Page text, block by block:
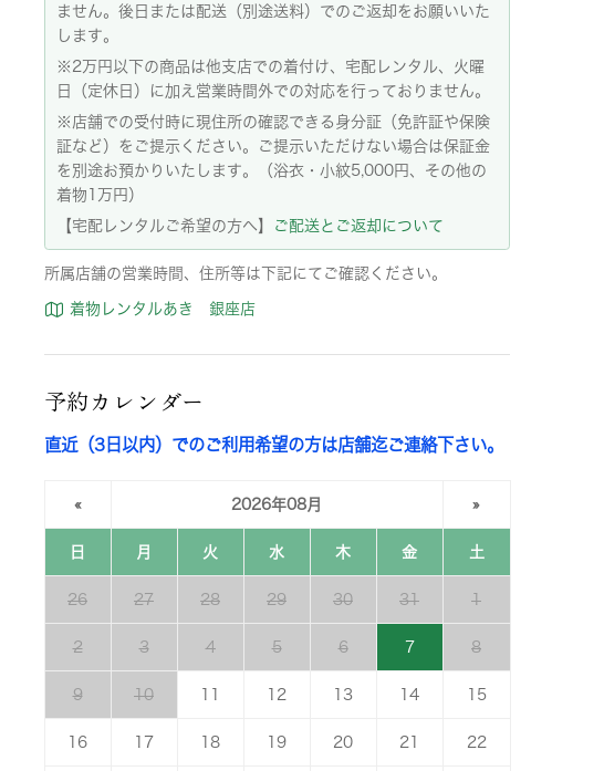
ません。後日または配送（別途送料）でのご返却をお願いいた
します。
※2万円以下の商品は他支店での着付け、宅配レンタル、火曜
日（定休日）に加え営業時間外での対応を行っておりません。
※店舗での受付時に現住所の確認できる身分証（免許証や保険
証など）をご提示ください。ご提示いただけない場合は保証金
を別途お預かりいたします。（浴衣・小紋5,000円、その他の
着物1万円）
【宅配レンタルご希望の方へ】
ご配送とご返却について
所属店舗の営業時間、住所等は下記にてご確認ください。
着物レンタルあき 銀座店
予約カレンダー
直近（3日以内）でのご利用希望の方は店舗迄ご連絡下さい。
« 2026年08月 »
日 月 火 水 木 金 土
26 27 28 29 30 31 1
2 3 4 5 6 7 8
9 10 12 13 14 15
16 17 18 19 20 21 22